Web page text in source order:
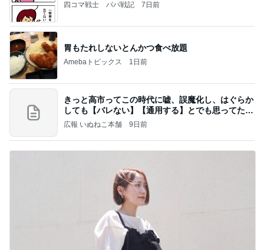
四コマ戦士 パパ戦記 7日前
胃もたれしないとんかつ食べ放題
Amebaトピックス 1日前
きっと高市ってこの時代に嘘、誤魔化し、はぐらか
しても【バレない】【通用する】とでも思ってたん
だろ
広報 いぬねこ本舗 9日前